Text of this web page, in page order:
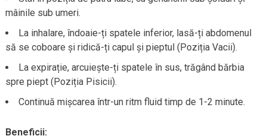
mâinile sub umeri.
La inhalare, îndoaie-ți spatele inferior, lasă-ți abdomenul
să se coboare și ridică-ți capul și pieptul (Poziția Vacii).
La expirație, arcuiește-ți spatele în sus, trăgând bărbia
spre piept (Poziția Pisicii).
Continuă mișcarea într-un ritm fluid timp de 1-2 minute.
Beneficii: